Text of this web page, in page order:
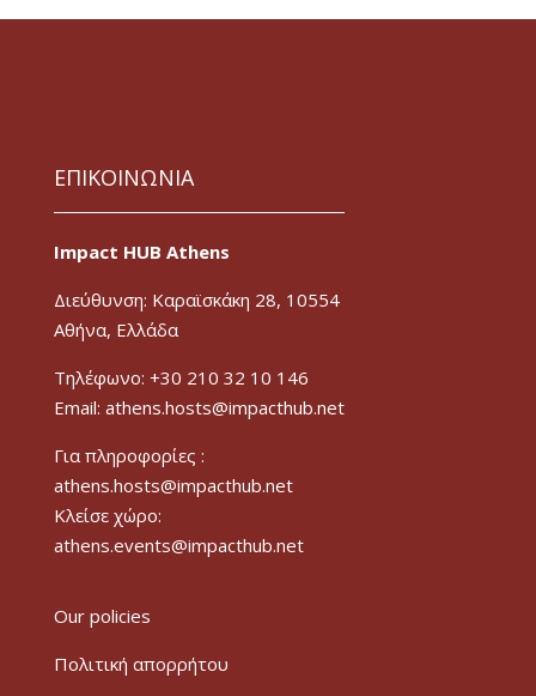
ΕΠΙΚΟΙΝΩΝΙΑ
Impact HUB Athens
Διεύθυνση: Καραϊσκάκη 28, 10554
Αθήνα, Ελλάδα
Τηλέφωνο: +30 210 32 10 146
Email: athens.hosts@impacthub.net
Για πληροφορίες :
athens.hosts@impacthub.net
Κλείσε χώρο:
athens.events@impacthub.net
Our policies
Πολιτική απορρήτου